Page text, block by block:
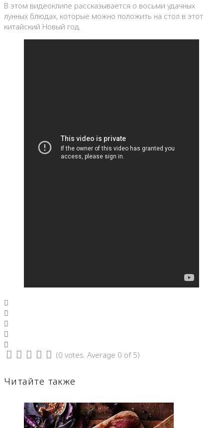
В этом видеоклипе рассказывается о восьми удачных
лунных блюдах, которые можно положить на стол в этот
китайский Новый год.
(0 votes. Average 0 of 5)
Читайте также